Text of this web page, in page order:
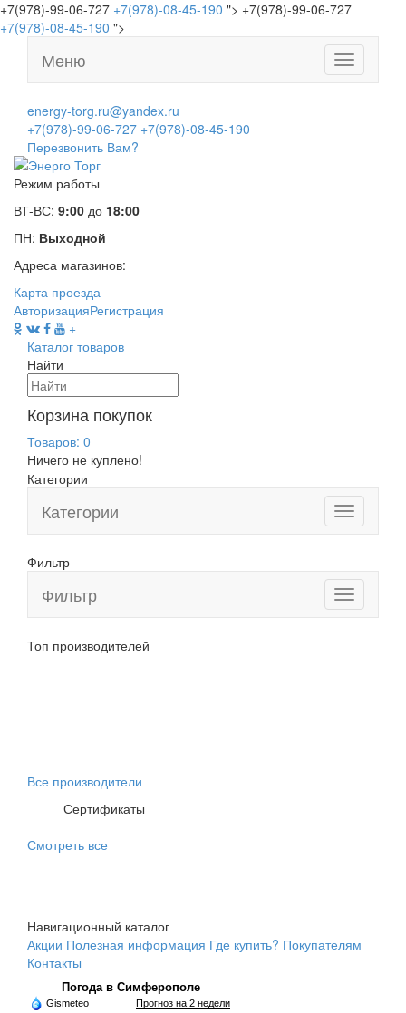
+7(978)-99-06-727 +7(978)-08-45-190 "> +7(978)-99-06-727
+7(978)-08-45-190 ">
Toggle
navigation
Меню
energy-torg.ru@yandex.ru
+7(978)-99-06-727 +7(978)-08-45-190
Перезвонить Вам?
Режим работы
ВТ-ВС: 9:00 до 18:00
ПН: Выходной
Адреса магазинов:
Карта проезда
АвторизацияРегистрация
+
Каталог товаров
Найти
Корзина покупок
Товаров: 0
Ничего не куплено!
Категории
Категории
Фильтр
Toggle
navigation
Фильтр
Топ производителей
Все производители
Сертификаты
Смотреть все
Навигационный каталог
Акции Полезная информация Где купить? Покупателям
Контакты
Погода в Симферополе
Gismeteo Прогноз на 2 недели